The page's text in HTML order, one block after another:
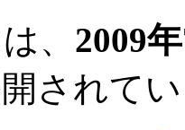
、 2009
されて